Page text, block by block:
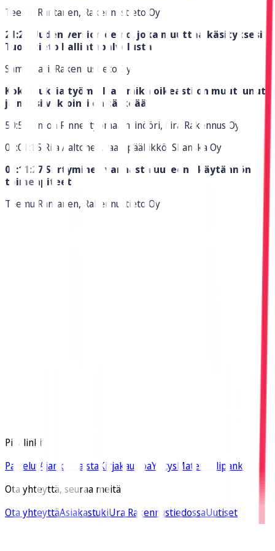
Teemu Rantanen, Rakennustieto Oy
21:27 Uuden version demo, joka muuttaa käsityksesi
Tuotetieto hallintapalvelusta
Sami Saari, Rakennustieto Oy
Kokemuksia työmailta – mikä oikeasti on muuttunut
ja miksi vakiointi on tärkeää
50:56 Anton Rinne, työmaainsinööri, Fira Rakennus Oy
01:01:15 Riia Aaltonen, laatupäällikkö, Skanska Oy
01:11:27 Siirtyminen vanhasta uuteen - käytännön
toimenpiteet
Teemu Rantanen, Rakennustieto Oy
Pikalinkit
Palvelut Ajankohtaista KirjakauppaYritysMateriaalipankki
Ota yhteyttä, seuraa meitä
Ota yhteyttäAsiakastukiUra RakennustiedossaUutiset